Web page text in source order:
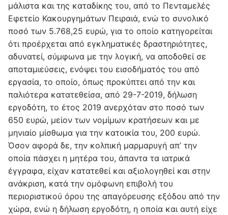
μάλιστα και της καταδίκης του, από το Πενταμελές
Εφετείο Κακουργημάτων Πειραιά, ενώ το συνολικό
ποσό των 5.768,25 ευρώ, για το οποίο κατηγορείται
ότι προέρχεται από εγκληματικές δραστηριότητες,
αδυνατεί, σύμφωνα με την λογική, να αποδοθεί σε
αποταμιεύσεις, ενόψει του εισοδήματός του από
εργασία, το οποίο, όπως προκύπτει από την και
παλιότερα κατατεθείσα, από 29-7-2019, δήλωση
εργοδότη, το έτος 2019 ανερχόταν στο ποσό των
650 ευρώ, μείον των νομίμων κρατήσεων και με
μηνιαίο μίσθωμα για την κατοικία του, 200 ευρώ.
Όσον αφορά δε, την κολπική μαρμαρυγή απ’ την
οποία πάσχει η μητέρα του, άπαντα τα ιατρικά
έγγραφα, είχαν κατατεθεί και αξιολογηθεί και στην
ανάκριση, κατά την ομόφωνη επιβολή του
περιοριστικού όρου της απαγόρευσης εξόδου από την
χώρα, ενώ η δήλωση εργοδότη, η οποία και αυτή είχε